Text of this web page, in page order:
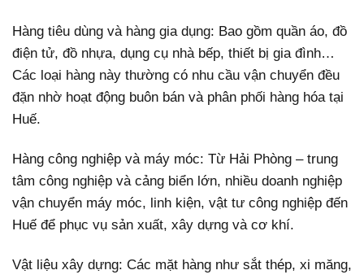
Hàng tiêu dùng và hàng gia dụng: Bao gồm quần áo, đồ
điện tử, đồ nhựa, dụng cụ nhà bếp, thiết bị gia đình…
Các loại hàng này thường có nhu cầu vận chuyển đều
đặn nhờ hoạt động buôn bán và phân phối hàng hóa tại
Huế.
Hàng công nghiệp và máy móc: Từ Hải Phòng – trung
tâm công nghiệp và cảng biển lớn, nhiều doanh nghiệp
vận chuyển máy móc, linh kiện, vật tư công nghiệp đến
Huế để phục vụ sản xuất, xây dựng và cơ khí.
Vật liệu xây dựng: Các mặt hàng như sắt thép, xi măng,